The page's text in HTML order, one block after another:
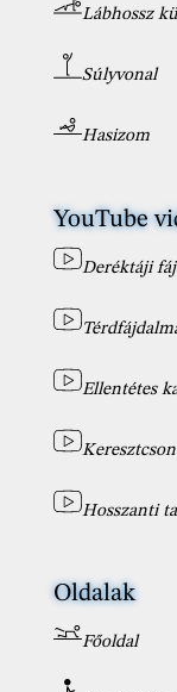
Lábhossz
Súlyvonal
Hasizom
YouTube
Deréktáji
Ellentétes
Hosszanti
Oldalak
Főoldal